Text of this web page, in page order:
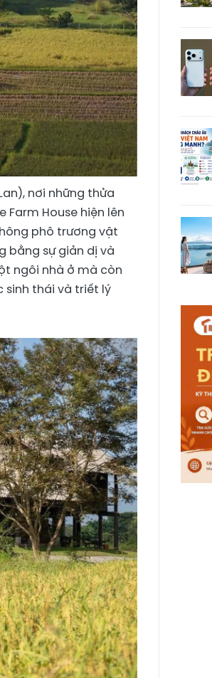
nơi những thửa
Farm House hiện lên
phô trương vật
bằng sự giản dị và
ngôi nhà ở mà còn
sinh thái và triết lý